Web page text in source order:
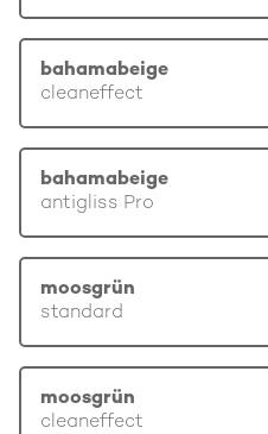
bahamabeige
cleaneffect
bahamabeige
antigliss Pro
moosgrün
standard
moosgrün
cleaneffect